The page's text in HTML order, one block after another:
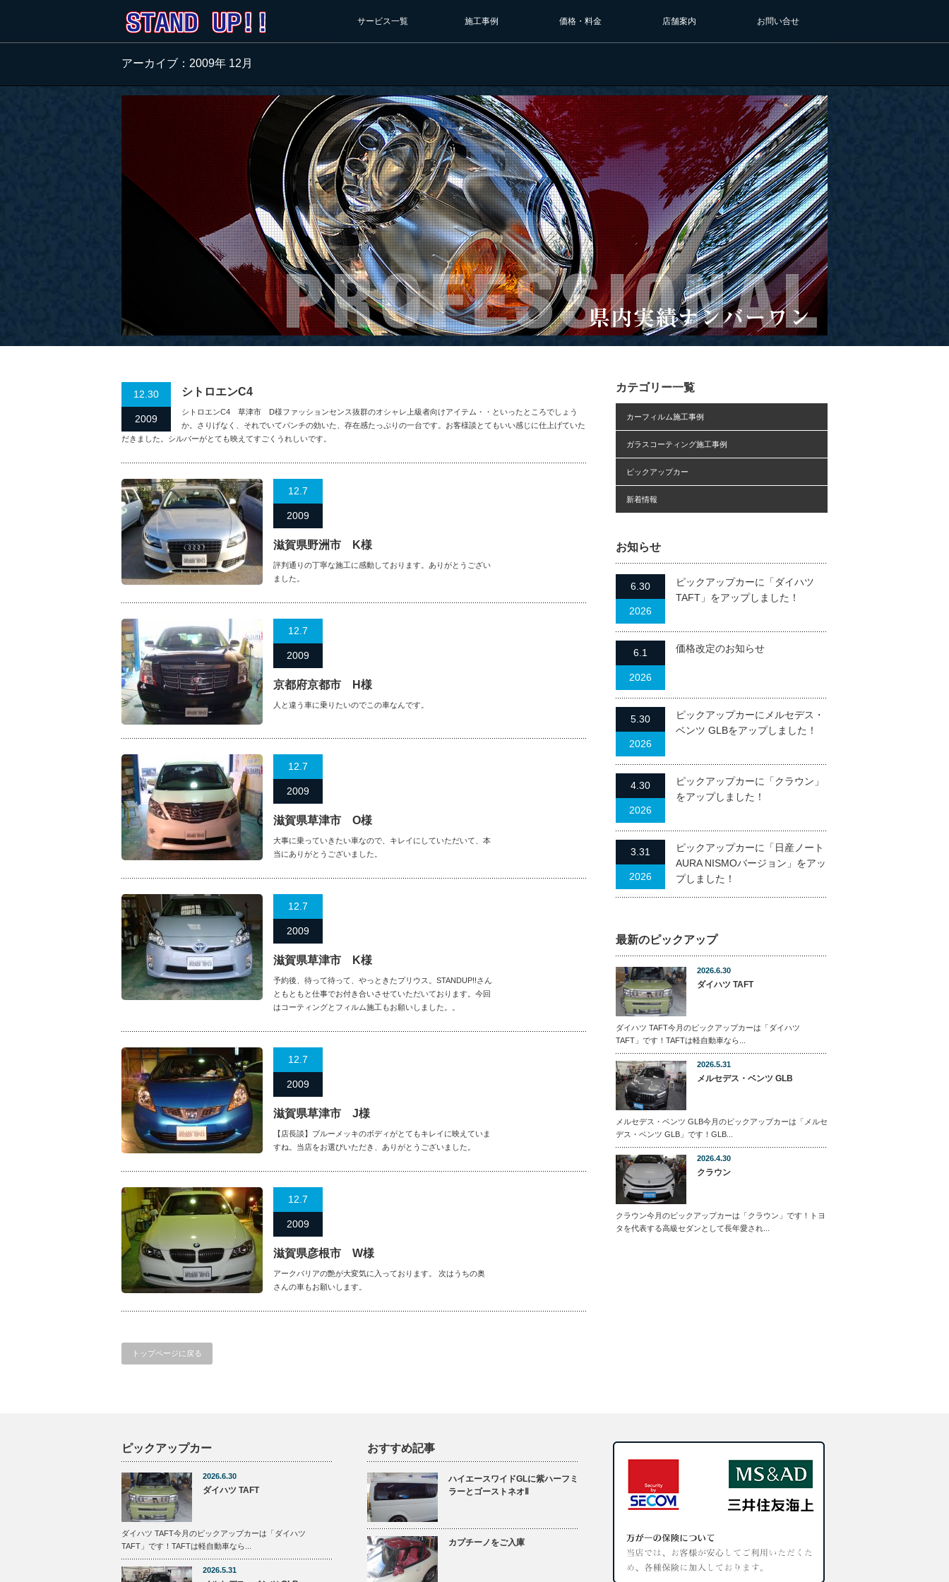
サービス一覧 施工事例 価格・料金 店舗案内 お問い合せ
アーカイブ：2009年 12月
12.30
2009
シトロエンC4
シトロエンC4 草津市 D様ファッションセンス抜群のオシャレ上級者向けアイテム・・といったところでしょう
か。さりげなく、それでいてパンチの効いた、存在感たっぷりの一台です。お客様談とてもいい感じに仕上げていた
だきました。シルバーがとても映えてすごくうれしいです。
12.7
2009
滋賀県野洲市 K様
評判通りの丁寧な施工に感動しております。ありがとうござい
ました。
12.7
2009
京都府京都市 H様
人と違う車に乗りたいのでこの車なんです。
12.7
2009
滋賀県草津市 O様
大事に乗っていきたい車なので、キレイにしていただいて、本
当にありがとうございました。
12.7
2009
滋賀県草津市 K様
予約後、待って待って、やっときたプリウス。STANDUP!!さん
ともともと仕事でお付き合いさせていただいております。今回
はコーティングとフィルム施工もお願いしました。。
12.7
2009
滋賀県草津市 J様
【店長談】ブルーメッキのボディがとてもキレイに映えていま
すね。当店をお選びいただき、ありがとうございました。
12.7
2009
滋賀県彦根市 W様
アークバリアの艶が大変気に入っております。 次はうちの奥
さんの車もお願いします。
トップページに戻る
カテゴリー一覧
カーフィルム施工事例
ガラスコーティング施工事例
ピックアップカー
新着情報
お知らせ
6.30
2026
ピックアップカーに「ダイハツ
TAFT」をアップしました！
6.1
2026
価格改定のお知らせ
5.30
2026
ピックアップカーにメルセデス・
ベンツ GLBをアップしました！
4.30
2026
ピックアップカーに「クラウン」
をアップしました！
3.31
2026
ピックアップカーに「日産ノート
AURA NISMOバージョン」をアッ
プしました！
最新のピックアップ
2026.6.30
ダイハツ TAFT
ダイハツ TAFT今月のピックアップカーは「ダイハツ
TAFT」です！TAFTは軽自動車なら...
2026.5.31
メルセデス・ベンツ GLB
メルセデス・ベンツ GLB今月のピックアップカーは「メルセ
デス・ベンツ GLB」です！GLB...
2026.4.30
クラウン
クラウン今月のピックアップカーは「クラウン」です！トヨ
タを代表する高級セダンとして長年愛され...
ピックアップカー
2026.6.30
ダイハツ TAFT
ダイハツ TAFT今月のピックアップカーは「ダイハツ
TAFT」です！TAFTは軽自動車なら...
2026.5.31
おすすめ記事
ハイエースワイドGLに紫ハーフミ
ラーとゴーストネオⅡ
カプチーノをご入庫